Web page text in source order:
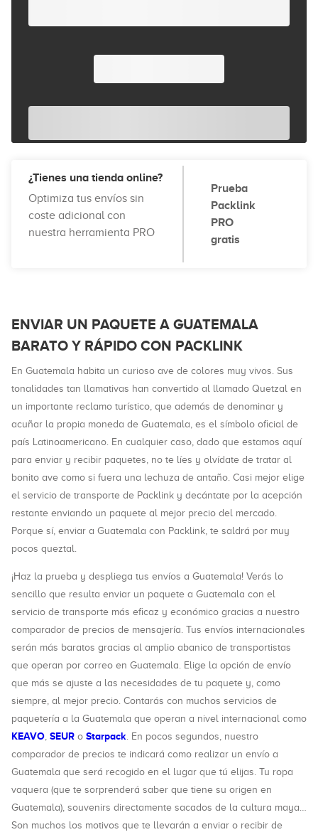
¿Tienes una tienda online?
Optimiza tus envíos sin
coste adicional con
nuestra herramienta PRO
Prueba
Packlink
PRO
gratis
ENVIAR UN PAQUETE A GUATEMALA
BARATO Y RÁPIDO CON PACKLINK
En Guatemala habita un curioso ave de colores muy vivos. Sus
tonalidades tan llamativas han convertido al llamado Quetzal en
un importante reclamo turístico, que además de denominar y
acuñar la propia moneda de Guatemala, es el símbolo oficial de
país Latinoamericano. En cualquier caso, dado que estamos aquí
para enviar y recibir paquetes, no te líes y olvídate de tratar al
bonito ave como si fuera una lechuza de antaño. Casi mejor elige
el servicio de transporte de Packlink y decántate por la acepción
restante enviando un paquete al mejor precio del mercado.
Porque sí, enviar a Guatemala con Packlink, te saldrá por muy
pocos queztal.
¡Haz la prueba y despliega tus envíos a Guatemala! Verás lo
sencillo que resulta enviar un paquete a Guatemala con el
servicio de transporte más eficaz y económico gracias a nuestro
comparador de precios de mensajería. Tus envíos internacionales
serán más baratos gracias al amplio abanico de transportistas
que operan por correo en Guatemala. Elige la opción de envío
que más se ajuste a las necesidades de tu paquete y, como
siempre, al mejor precio. Contarás con muchos servicios de
paquetería a la Guatemala que operan a nivel internacional como
KEAVO, SEUR o Starpack. En pocos segundos, nuestro
comparador de precios te indicará como realizar un envío a
Guatemala que será recogido en el lugar que tú elijas. Tu ropa
vaquera (que te sorprenderá saber que tiene su origen en
Guatemala), souvenirs directamente sacados de la cultura maya…
Son muchos los motivos que te llevarán a enviar o recibir de